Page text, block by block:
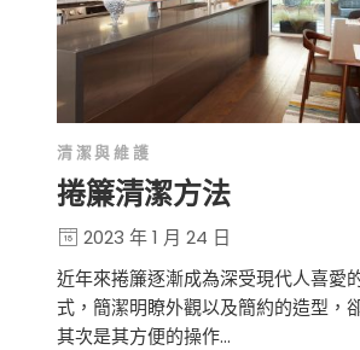
清潔與維護
捲簾清潔方法
2023 年 1 月 24 日
近年來捲簾逐漸成為深受現代人喜愛
式，簡潔明瞭外觀以及簡約的造型，
其次是其方便的操作…